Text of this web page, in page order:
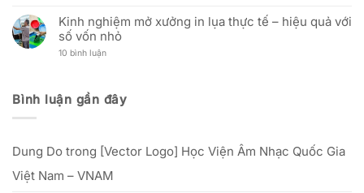
Và
Hiệu
Quả
Tư
nâng
tầm
trải
nghiệm
dịch
Phụ
nữ
Việt
Nam:
phụ
nữ
25/09
đến
20/10/2025
ngành
may
(12/12
lễ
vật
Tổ
Kinh nghiệm mở xưởng in lụa thực tế – hiệu quả với
số vốn nhỏ
10 bình luậnở
in
hiệu
với
số
Bình luận gần đây
Dung Do trong [Vector Logo] Học Viện Âm Nhạc Quốc Gia
Việt Nam – VNAM